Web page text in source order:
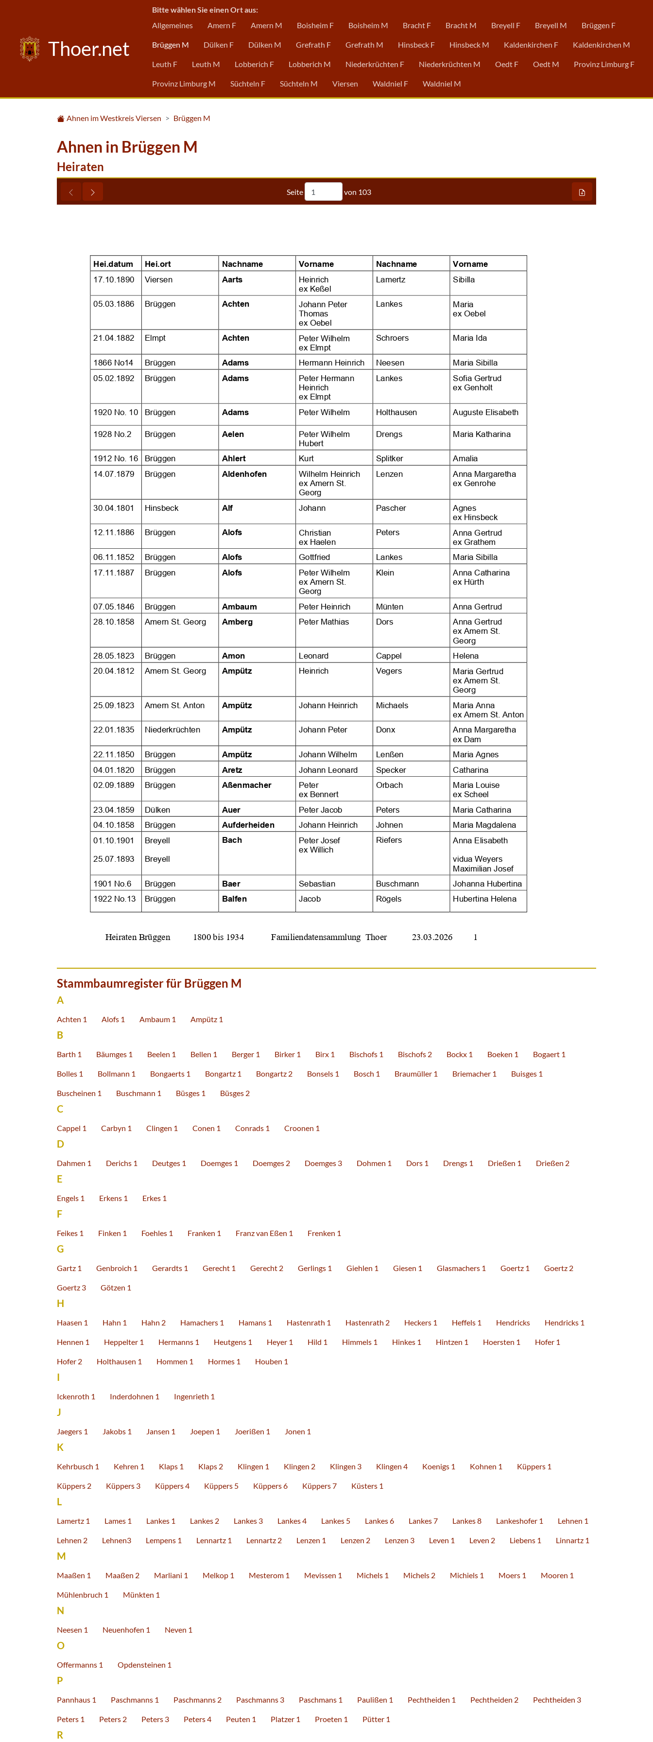
Thoer.net
Bitte wählen Sie einen Ort aus:
Allgemeines
Amern F Amern M Boisheim F Boisheim M Bracht F Bracht M Breyell F Breyell M Brüggen F
Brüggen M Dülken F Dülken M Grefrath F Grefrath M Hinsbeck F Hinsbeck M Kaldenkirchen F Kaldenkirchen M
Leuth F Leuth M Lobberich F Lobberich M Niederkrüchten F Niederkrüchten M Oedt F Oedt M Provinz Limburg F
Provinz Limburg M Süchteln F Süchteln M Viersen Waldniel F Waldniel M
Ahnen im Westkreis Viersen Brüggen M
Ahnen in Brüggen M
Heiraten
Seite von 103
     
    


  

 
  






  


 
    


 






     
  


 
    


 






    



 






   


 






    


    
 


   


   





   




   



   


   


 





   


   








 


    


    
Stammbaumregister für Brüggen M
A
Achten 1 Alofs 1 Ambaum 1 Ampütz 1
B
Barth 1 Bäumges 1 Beelen 1 Bellen 1 Berger 1 Birker 1 Birx 1 Bischofs 1 Bischofs 2 Bockx 1 Boeken 1 Bogaert 1
Bolles 1 Bollmann 1 Bongaerts 1 Bongartz 1 Bongartz 2 Bonsels 1 Bosch 1 Braumüller 1 Briemacher 1 Buisges 1
Buscheinen 1 Buschmann 1 Büsges 1 Büsges 2
C
Cappel 1 Carbyn 1 Clingen 1 Conen 1 Conrads 1 Croonen 1
D
Dahmen 1 Derichs 1 Deutges 1 Doemges 1 Doemges 2 Doemges 3 Dohmen 1 Dors 1 Drengs 1 Drießen 1 Drießen 2
E
Engels 1 Erkens 1 Erkes 1
F
Feikes 1 Finken 1 Foehles 1 Franken 1 Franz van Eßen 1 Frenken 1
G
Gartz 1 Genbroich 1 Gerardts 1 Gerecht 1 Gerecht 2 Gerlings 1 Giehlen 1 Giesen 1 Glasmachers 1 Goertz 1 Goertz 2
Goertz 3 Götzen 1
H
Haasen 1 Hahn 1 Hahn 2 Hamachers 1 Hamans 1 Hastenrath 1 Hastenrath 2 Heckers 1 Heffels 1 Hendricks Hendricks 1
Hennen 1 Heppelter 1 Hermanns 1 Heutgens 1 Heyer 1 Hild 1 Himmels 1 Hinkes 1 Hintzen 1 Hoersten 1 Hofer 1
Hofer 2 Holthausen 1 Hommen 1 Hormes 1 Houben 1
I
Ickenroth 1 Inderdohnen 1 Ingenrieth 1
J
Jaegers 1 Jakobs 1 Jansen 1 Joepen 1 Joerißen 1 Jonen 1
K
Kehrbusch 1 Kehren 1 Klaps 1 Klaps 2 Klingen 1 Klingen 2 Klingen 3 Klingen 4 Koenigs 1 Kohnen 1 Küppers 1
Küppers 2 Küppers 3 Küppers 4 Küppers 5 Küppers 6 Küppers 7 Küsters 1
L
Lamertz 1 Lames 1 Lankes 1 Lankes 2 Lankes 3 Lankes 4 Lankes 5 Lankes 6 Lankes 7 Lankes 8 Lankeshofer 1 Lehnen 1
Lehnen 2 Lehnen3 Lempens 1 Lennartz 1 Lennartz 2 Lenzen 1 Lenzen 2 Lenzen 3 Leven 1 Leven 2 Liebens 1 Linnartz 1
M
Maaßen 1 Maaßen 2 Marliani 1 Melkop 1 Mesterom 1 Mevissen 1 Michels 1 Michels 2 Michiels 1 Moers 1 Mooren 1
Mühlenbruch 1 Münkten 1
N
Neesen 1 Neuenhofen 1 Neven 1
O
Offermanns 1 Opdensteinen 1
P
Pannhaus 1 Paschmanns 1 Paschmanns 2 Paschmanns 3 Paschmans 1 Paulißen 1 Pechtheiden 1 Pechtheiden 2 Pechtheiden 3
Peters 1 Peters 2 Peters 3 Peters 4 Peuten 1 Platzer 1 Proeten 1 Pütter 1
R